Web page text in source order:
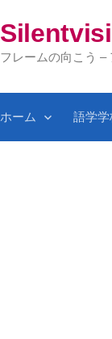
フレームの向こう –
ホーム 語学